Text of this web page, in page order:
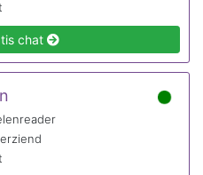
chat